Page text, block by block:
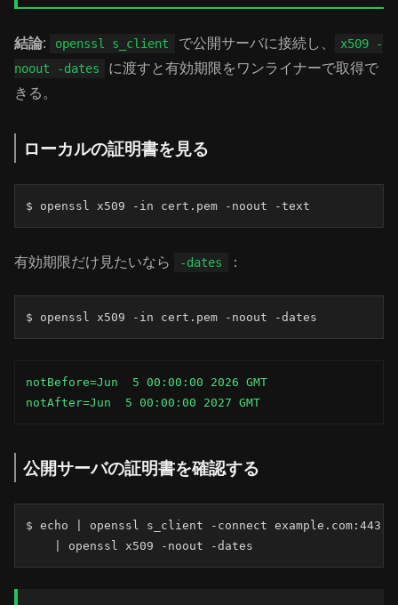
結論: openssl s_client で公開サーバに接続し、
x509 -
noout -dates
に渡すと有効期限をワンライナーで取得で
きる。
ローカルの証明書を見る
$ openssl x509 -in cert.pem -noout -text
有効期限だけ見たいなら -dates ：
$ openssl x509 -in cert.pem -noout -dates
notBefore=Jun  5 00:00:00 2026 GMT
notAfter=Jun  5 00:00:00 2027 GMT
公開サーバの証明書を確認する
$ echo | openssl s_client -connect example.com:443 -
    | openssl x509 -noout -dates